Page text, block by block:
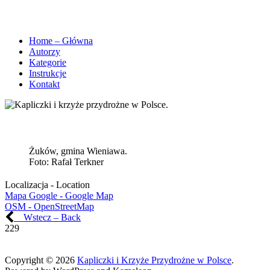
Home – Główna
Autorzy
Kategorie
Instrukcje
Kontakt
Żuków, gmina Wieniawa.
Foto: Rafał Terkner
Localizacja - Location
Mapa Google - Google Map
OSM - OpenStreetMap
Wstecz – Back
229
Copyright © 2026 Kapliczki i Krzyże Przydrożne w Polsce.